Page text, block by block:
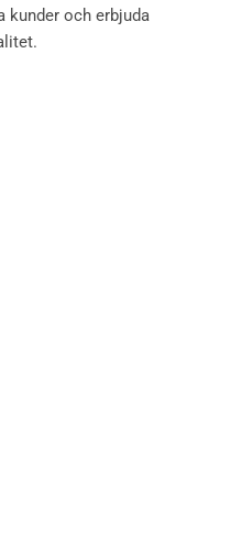
kunder och erbjuda